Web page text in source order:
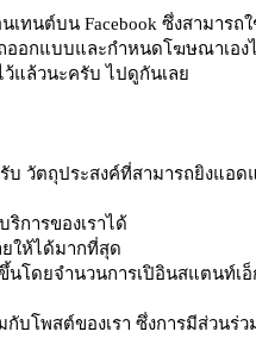
ทนต์บน Facebook ซึ่งสามารถ
ถออกแบบและกำหนดโฆษณาเอ
แล้วนะครับ ไปดูกันเลย
วัตถุประสงค์ที่สามารถยิงแอด
การของเราได้
ยให้ได้มากที่สุด
โดยจำนวนการเปิอินสแตนท์เ
บโพสต์ของเรา ซึ่งการมีส่วนร่